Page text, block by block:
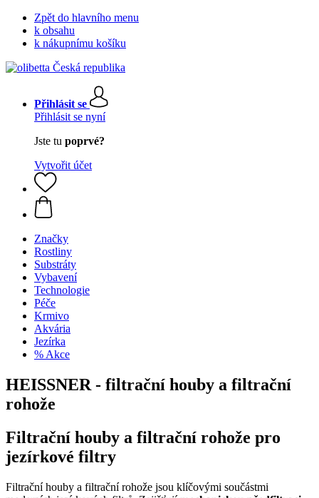
Zpět do hlavního menu
k obsahu
k nákupnímu košíku
Přihlásit se
Přihlásit se nyní
Jste tu poprvé?
Vytvořit účet
Značky
Rostliny
Substráty
Vybavení
Technologie
Péče
Krmivo
Akvária
Jezírka
% Akce
HEISSNER - filtrační houby a filtrační
rohože
Filtrační houby a filtrační rohože pro
jezírkové filtry
Filtrační houby a filtrační rohože jsou klíčovými součástmi